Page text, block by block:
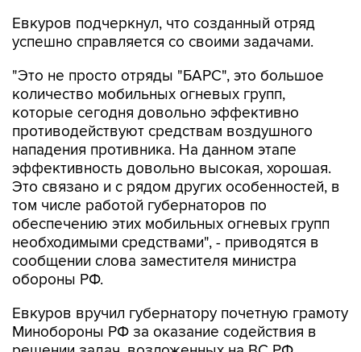
Евкуров подчеркнул, что созданный отряд
успешно справляется со своими задачами.
"Это не просто отряды "БАРС", это большое
количество мобильных огневых групп,
которые сегодня довольно эффективно
противодействуют средствам воздушного
нападения противника. На данном этапе
эффективность довольно высокая, хорошая.
Это связано и с рядом других особенностей, в
том числе работой губернаторов по
обеспечению этих мобильных огневых групп
необходимыми средствами", - приводятся в
сообщении слова заместителя министра
обороны РФ.
Евкуров вручил губернатору почетную грамоту
Минобороны РФ за оказание содействия в